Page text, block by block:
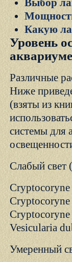
Выбор
Какую
Уровень
аквариуме
Различные
Ниже
(взяты из
системы для
Cлабый
Vesicularia
Умеренный